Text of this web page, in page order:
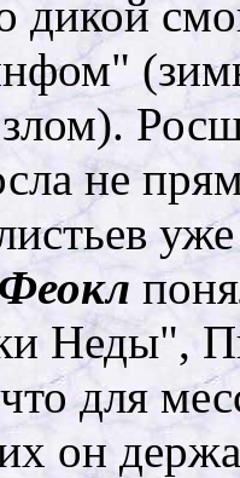
дикой
не
Неды",
для
он